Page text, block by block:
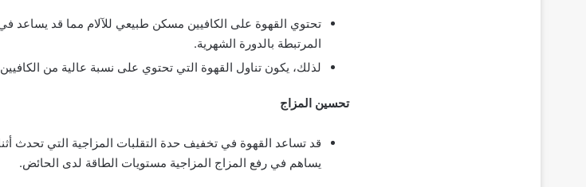
تحتوي القهوة على الكافيين مسكن طبيعي للآلام مما قد يساعد
المرتبطة بالدورة الشهرية.
لذلك، يكون تناول القهوة التي تحتوي على نسبة عالية من
تحسين المزاج
قد تساعد القهوة في تخفيف حدة التقلبات المزاجية التي تحدث
يساهم في رفع المزاج المزاجية مستويات الطاقة لدى الحائض.